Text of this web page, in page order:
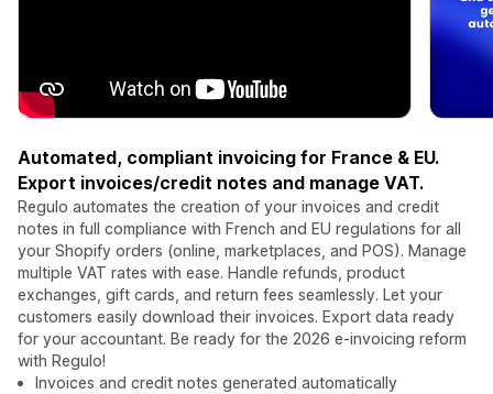
Automated, compliant invoicing for France & EU.
Export invoices/credit notes and manage VAT.
Regulo automates the creation of your invoices and credit
notes in full compliance with French and EU regulations for all
your Shopify orders (online, marketplaces, and POS). Manage
multiple VAT rates with ease. Handle refunds, product
exchanges, gift cards, and return fees seamlessly. Let your
customers easily download their invoices. Export data ready
for your accountant. Be ready for the 2026 e-invoicing reform
with Regulo!
Invoices and credit notes generated automatically